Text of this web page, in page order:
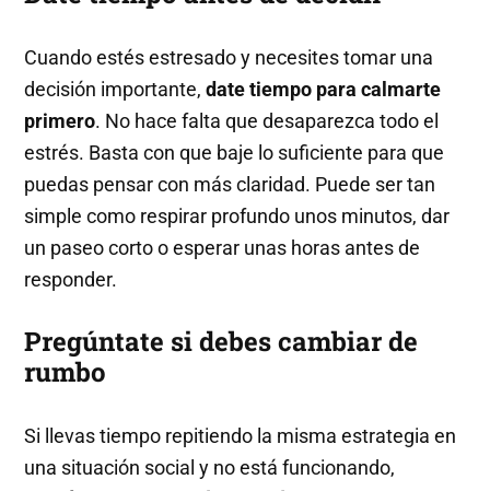
Cuando estés estresado y necesites tomar una
decisión importante,date tiempo para calmarte
primero. No hace falta que desaparezca todo el
estrés. Basta con que baje lo suficiente para que
puedas pensar con más claridad. Puede ser tan
simple como respirar profundo unos minutos, dar
un paseo corto o esperar unas horas antes de
responder.
Pregúntate si debes cambiar de
rumbo
Si llevas tiempo repitiendo la misma estrategia en
una situación social y no está funcionando,